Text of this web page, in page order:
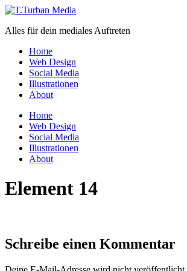
Zum
wechseln
Alles für dein mediales Auftreten
Home
Web Design
Social Media
Illustrationen
About
Menü
Home
Web Design
Social Media
Illustrationen
About
Element 14
Schreibe einen Kommentar